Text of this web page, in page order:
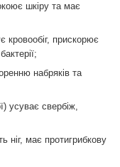
шкіру та має
кровообіг, прискорює
набряків та
усуває свербіж,
ніг, має протигрибкову